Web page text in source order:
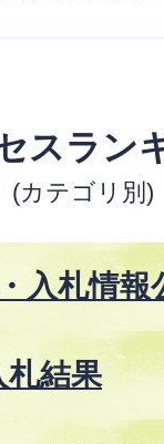
スラン
(カテゴリ別)
入札情
ト業務
札結果